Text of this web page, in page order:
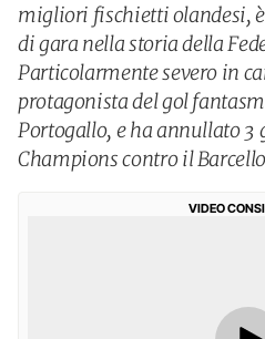
migliori fischietti olandesi,
di gara nella storia della
Particolarmente severo in
protagonista del gol
Portogallo, e ha annullato 3
Champions contro il
VIDEO